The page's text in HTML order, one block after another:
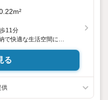
11分
で快適な生活空間に
歩4分圏内の暮らしやすい
ーン対象店舗ーーーー
ーナスライトがもらえる
ペーン」の対象になりま
る
供